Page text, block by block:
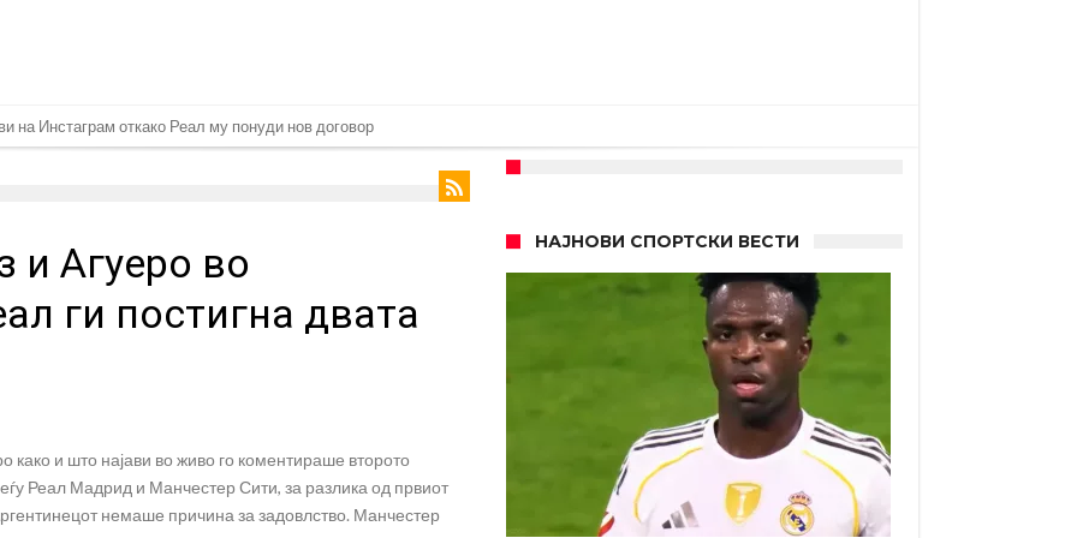
на Инстаграм откако Реал му понуди нов договор
за Баркола, ПСЖ веднаш побара уште 50 милиони
остане во Милан
во Истанбул
Гимарејш заминува
Влаховиќ!
својот млад талент во Серија “А”
и Агуеро во
ги постигна двата
како и што најави во живо го коментираше второто
Реал Мадрид и Манчестер Сити, за разлика од првиот
немаше причина за задовлство. Манчестер
НАЈНОВИ СПОРТСКИ ВЕСТИ